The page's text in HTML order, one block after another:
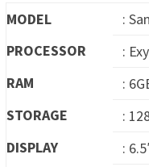
MODEL
:
PROCESSOR
:
RAM
:
STORAGE
:
DISPLAY
: